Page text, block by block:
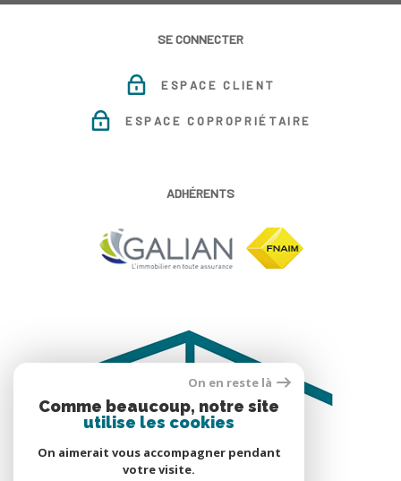
SE CONNECTER
ESPACE CLIENT
ESPACE COPROPRIÉTAIRE
ADHÉRENTS
On en reste là
Comme beaucoup, notre site
utilise les cookies
On aimerait vous accompagner pendant
votre visite.